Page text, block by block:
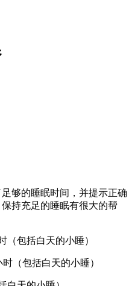
够的睡眠时间，并提示正确
持充足的睡眠有很大的帮
（包括白天的小睡）
（包括白天的小睡）